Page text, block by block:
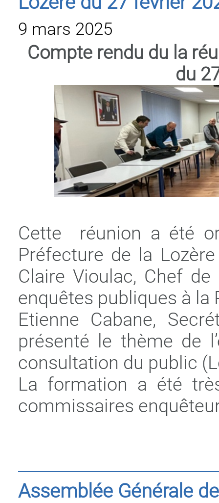
9 mars 2025
Compte rendu du la
du
Cette réunion a été
Préfecture de la
Claire Vioulac, Chef
enquêtes publiques à la
Etienne Cabane,
présenté le thème de
consultation du public
La formation a été
commissaires
Assemblée Générale